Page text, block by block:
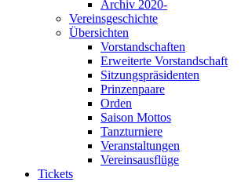
Archiv 2020-
Vereinsgeschichte
Übersichten
Vorstandschaften
Erweiterte Vorstandschaft
Sitzungspräsidenten
Prinzenpaare
Orden
Saison Mottos
Tanzturniere
Veranstaltungen
Vereinsausflüge
Tickets